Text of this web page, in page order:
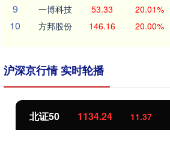
9 一博科技 53.33 20.01%
10 方邦股份 146.16 20.00%
沪深京行情 实时轮播
北证50 1134.24 11.37